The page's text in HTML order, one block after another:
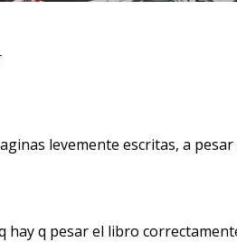
levemente escritas, a pesar
hay q pesar el libro